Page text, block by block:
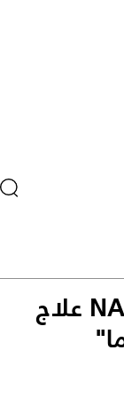
جهاز NANOPORE EMSES RF علاج